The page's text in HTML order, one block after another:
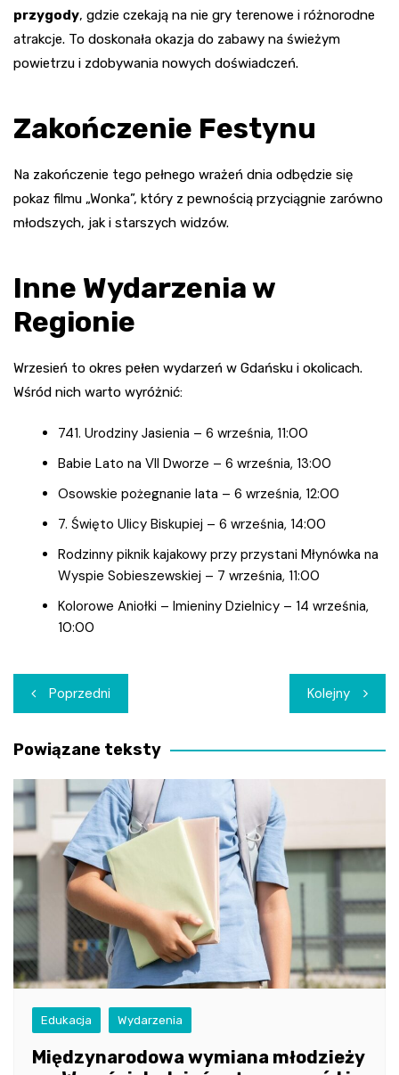
przygody, gdzie czekają na nie gry terenowe i różnorodne
atrakcje. To doskonała okazja do zabawy na świeżym
powietrzu i zdobywania nowych doświadczeń.
Zakończenie Festynu
Na zakończenie tego pełnego wrażeń dnia odbędzie się
pokaz filmu „Wonka”, który z pewnością przyciągnie zarówno
młodszych, jak i starszych widzów.
Inne Wydarzenia w
Regionie
Wrzesień to okres pełen wydarzeń w Gdańsku i okolicach.
Wśród nich warto wyróżnić:
741. Urodziny Jasienia – 6 września, 11:00
Babie Lato na VII Dworze – 6 września, 13:00
Osowskie pożegnanie lata – 6 września, 12:00
7. Święto Ulicy Biskupiej – 6 września, 14:00
Rodzinny piknik kajakowy przy przystani Młynówka na
Wyspie Sobieszewskiej – 7 września, 11:00
Kolorowe Aniołki – Imieniny Dzielnicy – 14 września,
10:00
Nawigacja
wpisu
Poprzedni Kolejny
Powiązane teksty
Edukacja Wydarzenia
Międzynarodowa wymiana młodzieży